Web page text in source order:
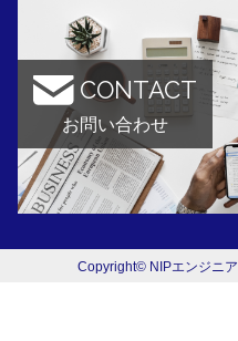
CONTACT
お問い合わせ
Copyright© NIPエンジニ